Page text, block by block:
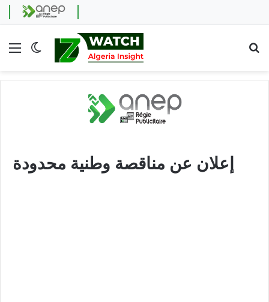
Menu Switch skin
إعلان عن مناقصة وطنية محدودة